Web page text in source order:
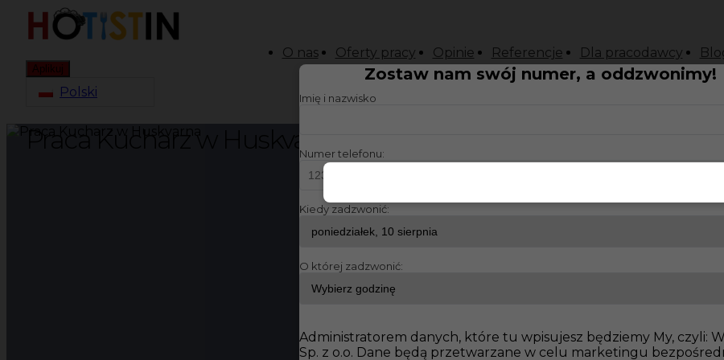
O nas Oferty pracy Opinie Referencje Dla pracodawcy
Aplikuj
Polski
Zostaw nam swój numer, a oddzwonimy!
Imię i nazwisko
Numer telefonu:
Kiedy zadzwonić:
O której zadzwonić:
Administratorem danych, które tu wpisujesz będziemy My, czyli:
Sp. z o.o. Dane będą przetwarzane w celu marketingu